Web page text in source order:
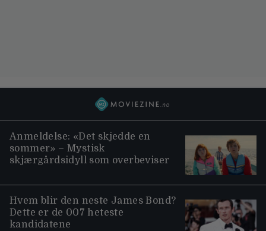
Anmeldelse: «Det skjedde en
sommer» – Mystisk
skjærgårdsidyll som overbeviser
Hvem blir den neste James Bond?
Dette er de 007 heteste
kandidatene